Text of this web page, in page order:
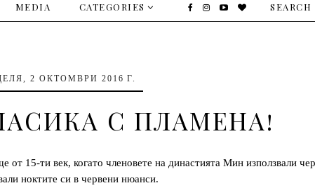
MEDIA CATEGORIES
2 ОКТОМВРИ 2016 Г.
С ПЛАМЕНА!
от 15-ти век, когато членовете на династията Мин използвали
ноктите си в червени нюанси.